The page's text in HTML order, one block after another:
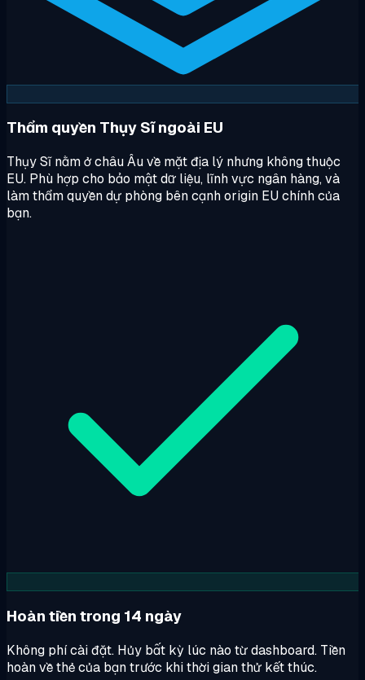
Thẩm quyền Thụy Sĩ ngoài EU
Thụy Sĩ nằm ở châu Âu về mặt địa lý nhưng không thuộc
EU. Phù hợp cho bảo mật dữ liệu, lĩnh vực ngân hàng, và
làm thẩm quyền dự phòng bên cạnh origin EU chính của
bạn.
Hoàn tiền trong 14 ngày
Không phí cài đặt. Hủy bất kỳ lúc nào từ dashboard. Tiền
hoàn về thẻ của bạn trước khi thời gian thử kết thúc.